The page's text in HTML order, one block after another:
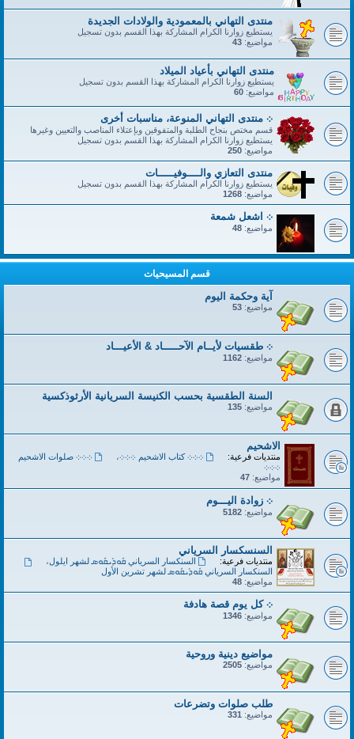
منتدى التهاني بالمعمودية والولادات الجديدة
يستطيع زوارنا الكرام المشاركة بهذا القسم بدون تسجيل
مواضيع: 43
منتدى التهاني بأعياد الميلاد
يستطيع زوارنا الكرام المشاركة بهذا القسم بدون تسجيل
مواضيع: 60
܀ منتدى التهاني المنوعة، مناسبات أخرى
قسم مختص بنجاح الطلبة والمتفوقين وبإعتلاء المناصب والتعيين وغيرها
يستطيع زوارنا الكرام المشاركة بهذا القسم بدون تسجيل
مواضيع: 250
منتدى التعازي والــــوفيـــــات
يستطيع زوارنا الكرام المشاركة بهذا القسم بدون تسجيل
مواضيع: 1268
܀ اشعل شمعة
مواضيع: 48
قسم المسيحيات
آية وحكمة اليوم
مواضيع: 53
܀ طقسيات لأيــام الآحـــــاد & الأعيـــاد
مواضيع: 1162
السنة الطقسية بحسب الكنيسة السريانية الأرثوذكسية
مواضيع: 135
الاشحيم
منتديات فرعية: ܀܀܀ كتاب الاشحيم ܀܀܀،
܀܀܀ صلوات الاشحيم
܀܀܀
مواضيع: 47
܀ زوادة اليـــوم
مواضيع: 5182
السنسكسار السرياني
منتديات فرعية: السنكسار السرياني ܩܽܘܕܺܝܩܽܘܣ لشهر ايلول،
السنكسار السرياني ܩܽܘܕܺܝܩܽܘܣ لشهر تشرين الأول
مواضيع: 48
܀ كل يوم قصة هادفة
مواضيع: 1346
مواضيع دينية وروحية
مواضيع: 2505
طلب صلوات وتضرعات
مواضيع: 331